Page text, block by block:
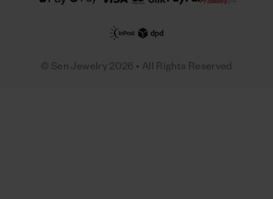
© Sen Jewelry 2026 • All Rights Reserved